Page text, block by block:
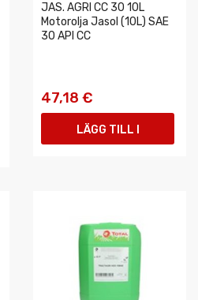
JAS. AGRI CC 30 10L
Motorolja Jasol (10L) SAE
30 API CC
47,18 €
LÄGG TILL I